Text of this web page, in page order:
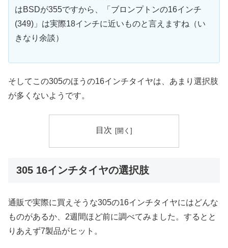
はBSDが355ですから、「ブロンプトンの16インチ
(349)」は実際18インチに近いものと言えますね（い
きなり余談）
そしてこの305のほうの16インチタイヤは、あまり選択肢
が多くないようです。
目次
305 16インチタイヤの選択肢
通販で実際に買えそうな305の16インチタイヤにはどんな
ものがあるか、2週間ほど前に調べてみました。するとと
りあえず7製品がヒット。